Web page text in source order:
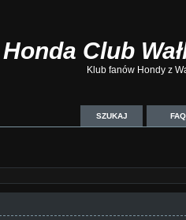
Honda Club
Klub fanów Hondy z
FAQ
SZUKAJ